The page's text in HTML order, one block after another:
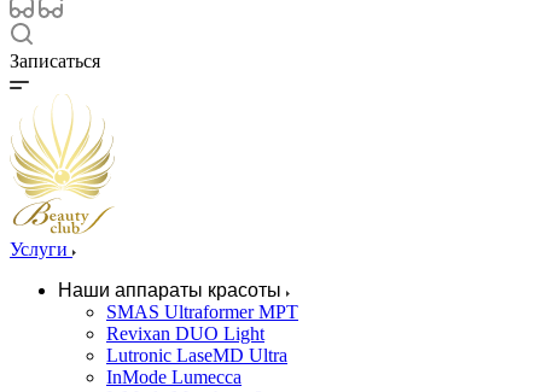
Записаться
Услуги
Наши аппараты красоты
SMAS Ultraformer MPT
Revixan DUO Light
Lutronic LaseMD Ultra
InMode Lumecca